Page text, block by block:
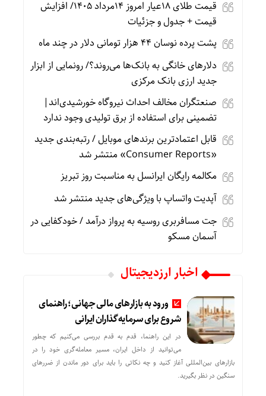
قیمت طلای 18عیار امروز 14مرداد 1405/ افزایش
قیمت + جدول و جزئیات
پشت پرده نوسان ۴۴ هزار تومانی دلار در چند ماه
دلارهای خانگی به بانک‌ها می‌روند؟/ رونمایی از ابزار
جدید ارزی بانک مرکزی
صنعتگران مخالف احداث نیروگاه خورشیدی‌اند|
تضمینی برای استفاده از برق تولیدی وجود ندارد
قابل اعتمادترین برندهای موبایل / رتبه‌بندی جدید
«Consumer Reports» منتشر شد
مکالمه رایگان ایرانسل به مناسبت روز تبریز
آپدیت‌ واتساپ با ویژگی‌های جدید منتشر شد
جت مسافربری روسیه به پرواز درآمد / خودکفایی در
آسمان مسکو
اخبار ارزدیجیتال
ورود به بازارهای مالی جهانی؛ راهنمای
شروع برای سرمایه‌گذاران ایرانی
در این راهنما، قدم به قدم بررسی می‌کنیم که چطور
می‌توانید از داخل ایران، مسیر معامله‌گری خود را در
بازارهای بین‌المللی آغاز کنید و چه نکاتی را باید برای دور ماندن از ضررهای
سنگین در نظر بگیرید.